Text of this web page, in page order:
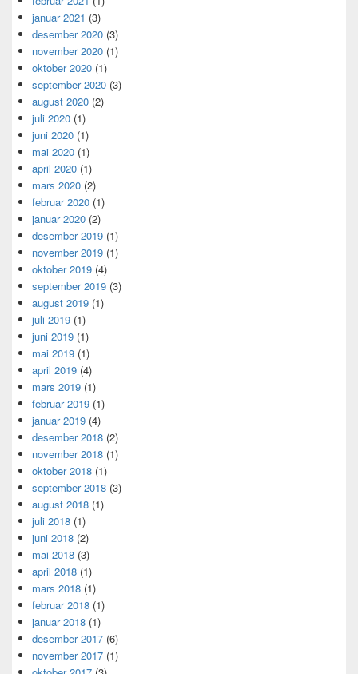
januar 2021 (3)
desember 2020 (3)
november 2020 (1)
oktober 2020 (1)
september 2020 (3)
august 2020 (2)
juli 2020 (1)
juni 2020 (1)
mai 2020 (1)
april 2020 (1)
mars 2020 (2)
februar 2020 (1)
januar 2020 (2)
desember 2019 (1)
november 2019 (1)
oktober 2019 (4)
september 2019 (3)
august 2019 (1)
juli 2019 (1)
juni 2019 (1)
mai 2019 (1)
april 2019 (4)
mars 2019 (1)
februar 2019 (1)
januar 2019 (4)
desember 2018 (2)
november 2018 (1)
oktober 2018 (1)
september 2018 (3)
august 2018 (1)
juli 2018 (1)
juni 2018 (2)
mai 2018 (3)
april 2018 (1)
mars 2018 (1)
februar 2018 (1)
januar 2018 (1)
desember 2017 (6)
november 2017 (1)